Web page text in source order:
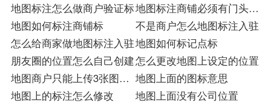
入驻
地图标注怎么做商户验证标地图标注商铺必须有门头招
牌
地图如何标注商铺标
不是商户怎么地图标注入驻
怎么给商家做地图标注入驻地图如何标记点标
朋友圈的位置怎么自己创建怎么更改地图上设定的位置
地图商户只能上传3张图片
吗
地图上面的图标意思
地图上的标注怎么修改
地图上面没有公司位置